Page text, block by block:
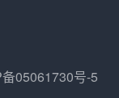
05061730号-5